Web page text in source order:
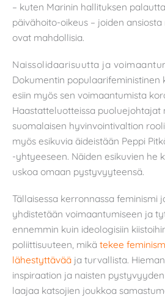
– kuten Marinin hallituksen
päivähoito-oikeus – joiden
ovat mahdollisia.
Naissolidaarisuutta ja
Dokumentin populaarifeministinen
esiin myös sen voimaantumista
Haastatteluotteissa puoluejohtajat
suomalaisen hyvinvointivaltion
myös esikuvia äideistään Peppi
-yhtyeeseen. Näiden esikuvien he
uskoa omaan pystyvyyteensä.
Tällaisessa kerronnassa feminismi
yhdistetään voimaantumiseen ja
ennemmin kuin ideologisiin
poliittisuuteen, mikä tekee
lähestyttävää ja turvallista.
inspiraation ja naisten
laajaa katsojien joukkoa